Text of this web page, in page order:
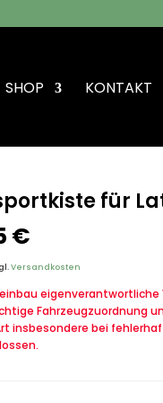
SHOP KONTAKT
für
€
Versandkosten
eigenverantwortliche
Fahrzeugzuordnung
insbesondere bei